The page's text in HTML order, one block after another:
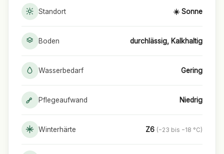
Standort ☀️ Sonne
Boden durchlässig, Kalkhaltig
Wasserbedarf Gering
Pflegeaufwand Niedrig
Winterhärte Z6 (−23 bis −18 °C)